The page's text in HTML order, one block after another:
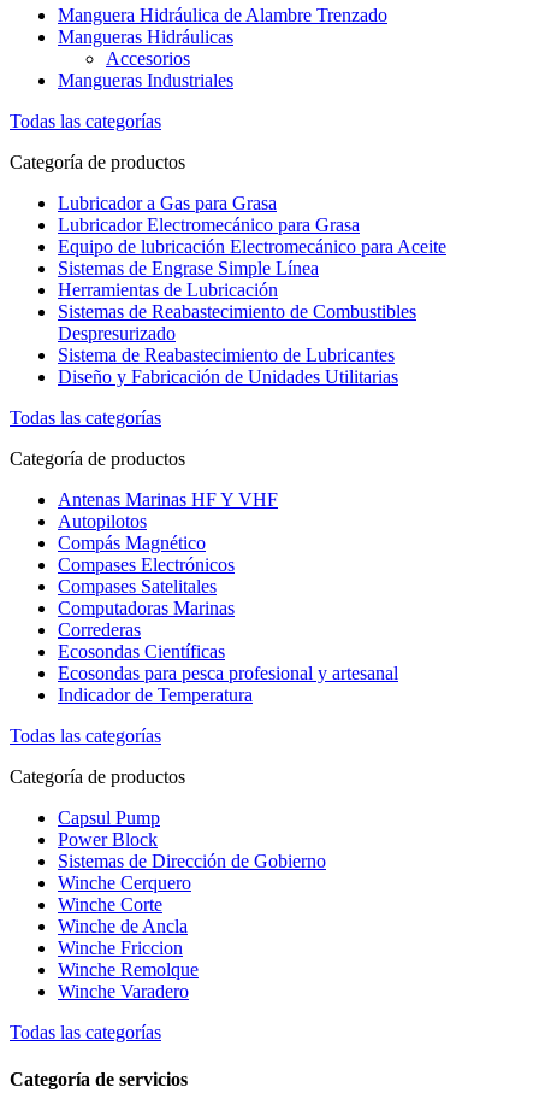
Manguera Hidráulica de Alambre Trenzado
Mangueras Hidráulicas
Accesorios
Mangueras Industriales
Todas las categorías
Categoría de productos
Lubricador a Gas para Grasa
Lubricador Electromecánico para Grasa
Equipo de lubricación Electromecánico para Aceite
Sistemas de Engrase Simple Línea
Herramientas de Lubricación
Sistemas de Reabastecimiento de Combustibles
Despresurizado
Sistema de Reabastecimiento de Lubricantes
Diseño y Fabricación de Unidades Utilitarias
Todas las categorías
Categoría de productos
Antenas Marinas HF Y VHF
Autopilotos
Compás Magnético
Compases Electrónicos
Compases Satelitales
Computadoras Marinas
Correderas
Ecosondas Científicas
Ecosondas para pesca profesional y artesanal
Indicador de Temperatura
Todas las categorías
Categoría de productos
Capsul Pump
Power Block
Sistemas de Dirección de Gobierno
Winche Cerquero
Winche Corte
Winche de Ancla
Winche Friccion
Winche Remolque
Winche Varadero
Todas las categorías
Categoría de servicios